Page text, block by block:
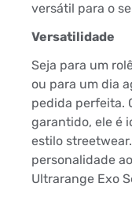
versátil para o
Versatilidade
Seja para um
ou para um dia
pedida perfeita.
garantido, ele é
estilo
personalidade
Ultrarange Exo